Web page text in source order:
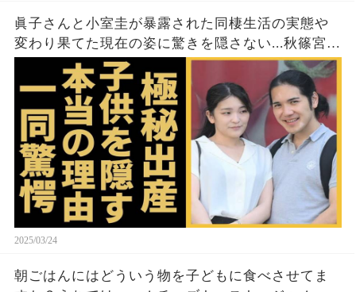
眞子さんと小室圭が暴露された同棲生活の実態や
変わり果てた現在の姿に驚きを隠さない...秋篠宮家
の長女がアメリカで極秘出産の真相や暴露された
ヤバいO癖に言葉を失う...
2025/03/24
朝ごはんにはどういう物を子どもに食べさせてま